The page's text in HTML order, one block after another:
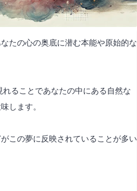
たの心の奥底に潜む本能や原始的な
ることであなたの中にある自然な
します。
この夢に反映されていることが多い